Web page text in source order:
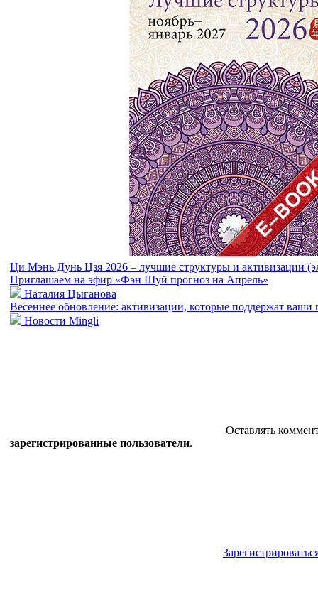
Ци Мэнь Дунь Цзя 2026 – лучшие структуры и активизации
Приглашаем на эфир «Фэн Шуй прогноз на Апрель»
Наталия Цыганова
Весеннее обновление: активизации, которые поддержат ваши
Новости Mingli
Оставлять
зарегистрированные пользователи.